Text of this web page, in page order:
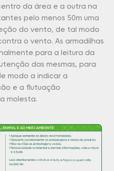
da área e a outra na
pelo menos 50m uma
do vento, de tal modo
o vento. As armadilhas
para a leitura da
das mesmas, para
modo a indicar a
e a flutuação
molesta.